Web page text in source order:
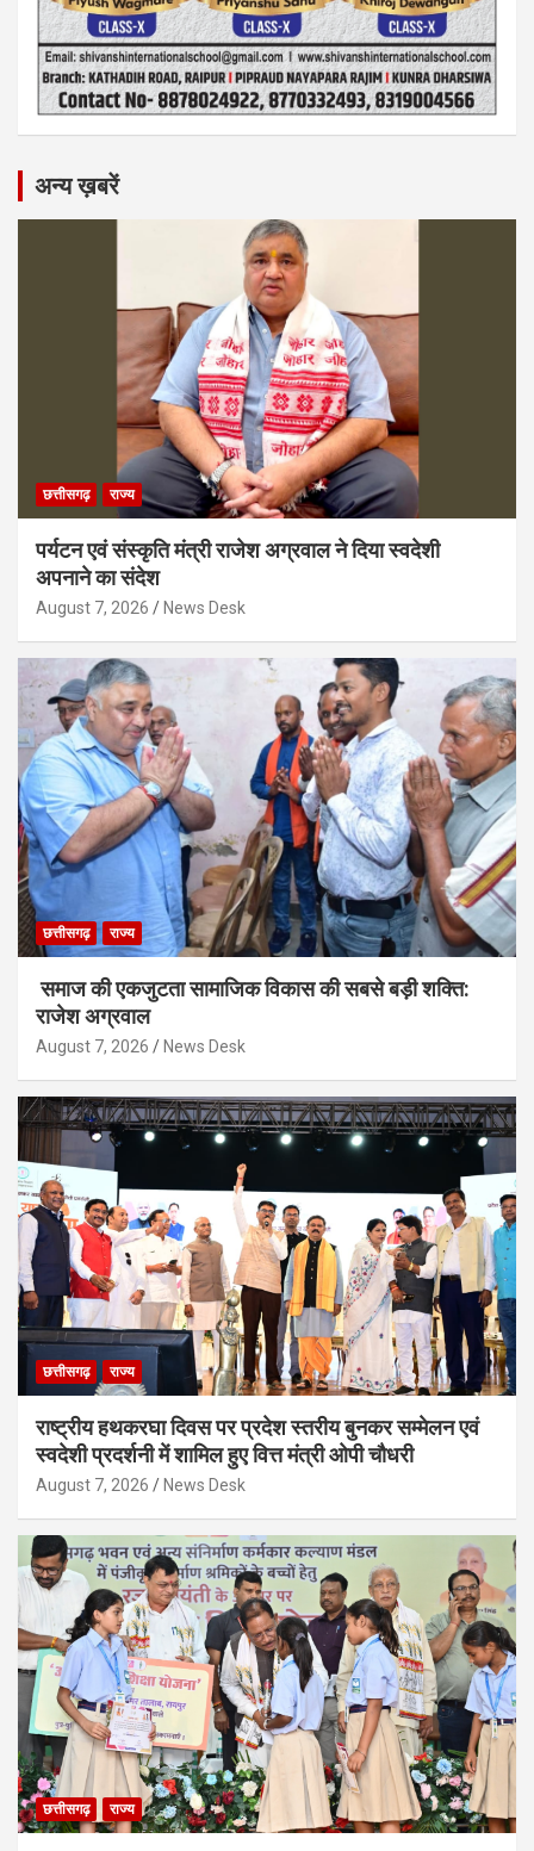
अन्य ख़बरें
छत्तीसगढ़ राज्य
पर्यटन एवं संस्कृति मंत्री राजेश अग्रवाल ने दिया स्वदेशी
अपनाने का संदेश
August 7, 2026 News Desk
छत्तीसगढ़ राज्य
समाज की एकजुटता सामाजिक विकास की सबसे बड़ी शक्ति:
राजेश अग्रवाल
August 7, 2026 News Desk
छत्तीसगढ़ राज्य
राष्ट्रीय हथकरघा दिवस पर प्रदेश स्तरीय बुनकर सम्मेलन एवं
स्वदेशी प्रदर्शनी में शामिल हुए वित्त मंत्री ओपी चौधरी
August 7, 2026 News Desk
छत्तीसगढ़ राज्य